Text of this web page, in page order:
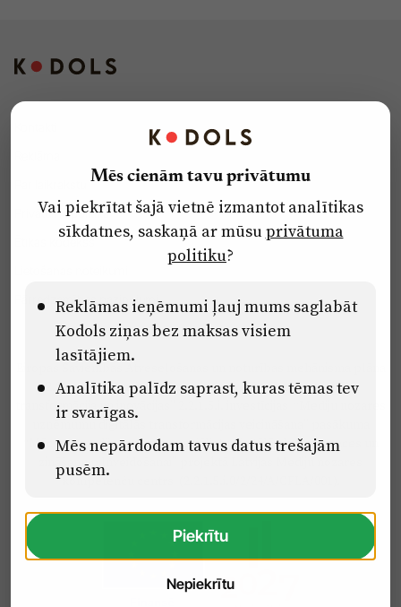
Privātuma politika
Ētikas kodekss
Pārredzamības paziņojumi
Eiropas Savienības Atveseļošanas un noturības mehānisma plāna
2.2. reformu un investīciju virziena “Uzņēmumu digitālā
transformācija un inovācijas” 2.2.1.5.i. investīcijas “Mediju nozares
uzņēmumu digitālās transformācijas veicināšana” pasākuma
“Mācības mediju nozares speciālistu digitālās kompetences un
zināšanu pilnveidošanai” projektā Latvijas Mediju nozares
Mēs cienām tavu privātumu
Vai piekrītat šajā vietnē izmantot analītikas
sīkdatnes, saskaņā ar mūsuprivātuma
politiku?
Reklāmas ieņēmumi ļauj mums saglabāt
Kodols ziņas bez maksas visiem
lasītājiem.
Analītika palīdz saprast, kuras tēmas tev
ir svarīgas.
Mēs nepārdodam tavus datus trešajām
pusēm.
Piekrītu
Nepiekrītu